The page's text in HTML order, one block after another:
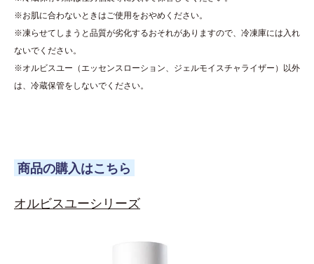
※お肌に合わないときはご使用をおやめください。
※凍らせてしまうと品質が劣化するおそれがありますので、冷凍庫には入れ
ないでください。
※オルビスユー（エッセンスローション、ジェルモイスチャライザー）以外
は、冷蔵保管をしないでください。
商品の購入はこちら
オルビスユーシリーズ